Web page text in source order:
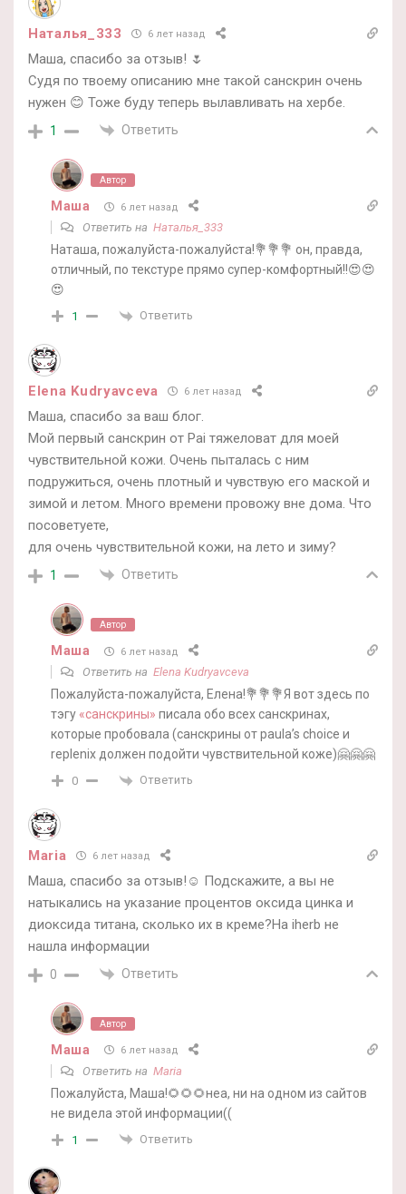
Наталья_333 6 лет назад
Маша, спасибо за отзыв! 🌷
Судя по твоему описанию мне такой санскрин очень
нужен 😊 Тоже буду теперь вылавливать на хербе.
1 Ответить
Автор
Маша 6 лет назад
Ответить на Наталья_333
Наташа, пожалуйста-пожалуйста!💐💐💐 он, правда,
отличный, по текстуре прямо супер-комфортный!!😍😍
😍
1 Ответить
Elena Kudryavceva 6 лет назад
Маша, спасибо за ваш блог.
Мой первый санскрин от Pai тяжеловат для моей
чувствительной кожи. Очень пыталась с ним
подружиться, очень плотный и чувствую его маской и
зимой и летом. Много времени провожу вне дома. Что
посоветуете,
для очень чувствительной кожи, на лето и зиму?
1 Ответить
Автор
Маша 6 лет назад
Ответить на Elena Kudryavceva
Пожалуйста-пожалуйста, Елена!💐💐💐Я вот здесь по
тэгу «санскрины» писала обо всех санскринах,
которые пробовала (санскрины от paula’s choice и
replenix должен подойти чувствительной коже)🤗🤗🤗
0 Ответить
Maria 6 лет назад
Маша, спасибо за отзыв!☺️ Подскажите, а вы не
натыкались на указание процентов оксида цинка и
диоксида титана, сколько их в креме?На iherb не
нашла информации
0 Ответить
Автор
Маша 6 лет назад
Ответить на Maria
Пожалуйста, Маша!🌻🌻🌻неа, ни на одном из сайтов
не видела этой информации((
1 Ответить